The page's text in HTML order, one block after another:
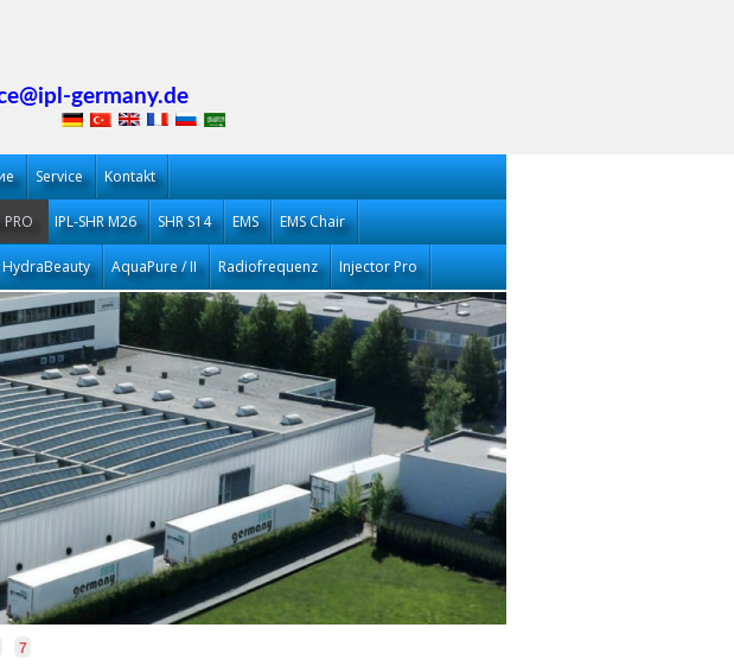
germany.de
Service Kontakt
PRO IPL-SHR M26 SHR S14 EMS EMS Chair
HydraBeauty AquaPure / II Radiofrequenz Injector Pro
7